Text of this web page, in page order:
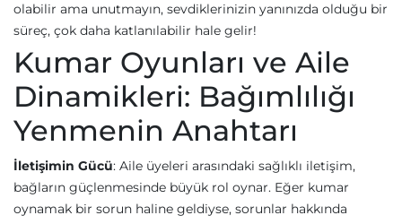
olabilir ama unutmayın, sevdiklerinizin yanınızda olduğu bir
süreç, çok daha katlanılabilir hale gelir!
Kumar Oyunları ve Aile
Dinamikleri: Bağımlılığı
Yenmenin Anahtarı
İletişimin Gücü: Aile üyeleri arasındaki sağlıklı iletişim,
bağların güçlenmesinde büyük rol oynar. Eğer kumar
oynamak bir sorun haline geldiyse, sorunlar hakkında